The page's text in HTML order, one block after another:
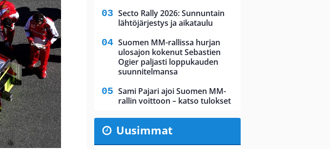
Secto Rally 2026: Sunnuntain
lähtöjärjestys ja aikataulu
Suomen MM-rallissa hurjan
ulosajon kokenut Sebastien
Ogier paljasti loppukauden
suunnitelmansa
Sami Pajari ajoi Suomen MM-
rallin voittoon – katso tulokset
Uusimmat